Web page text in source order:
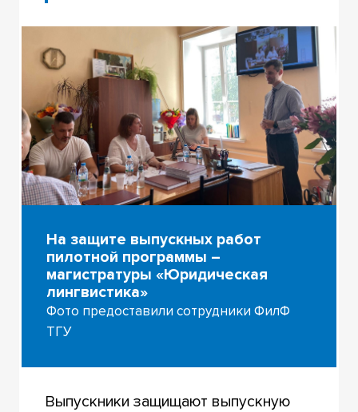
На защите выпускных работ
пилотной программы –
магистратуры «Юридическая
лингвистика»
Фото предоставили сотрудники ФилФ
ТГУ
Выпускники защищают выпускную